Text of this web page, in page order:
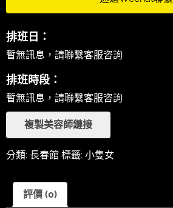
排班日：
暫無訊息，請聯繫客服咨詢
排班時段：
暫無訊息，請聯繫客服咨詢
複製美容師鏈接
分類: 長春館 標籤: 小隻女
評價 (0)